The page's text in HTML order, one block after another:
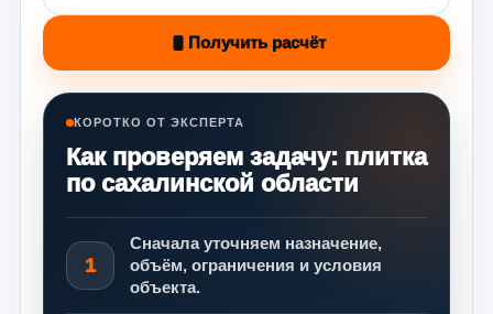
Получить расчёт
КОРОТКО ОТ ЭКСПЕРТА
Как проверяем задачу: плитка
по сахалинской области
1
Сначала уточняем назначение,
объём, ограничения и условия
объекта.